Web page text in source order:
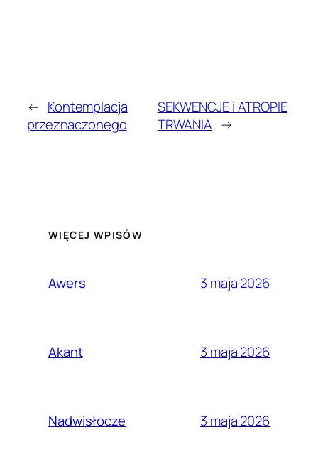
← Kontemplacja
przeznaczonego
SEKWENCJE i ATROPIE
TRWANIA →
WIĘCEJ WPISÓW
Awers 3 maja 2026
Akant 3 maja 2026
Nadwisłocze 3 maja 2026